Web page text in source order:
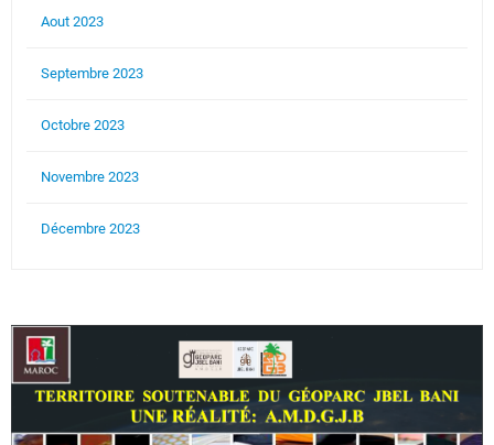
Aout 2023
Septembre 2023
Octobre 2023
Novembre 2023
Décembre 2023